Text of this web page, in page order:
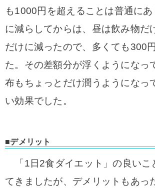
も1000円を超えることは普通に
に減らしてからは、昼は飲み物だ
だけに減ったので、多くても300
た。その差額分が浮くようになっ
布もちょっとだけ潤うようになっ
い効果でした。
■デメリット
「1日2食ダイエット」の良いこ
てきましたが、デメリットもあっ